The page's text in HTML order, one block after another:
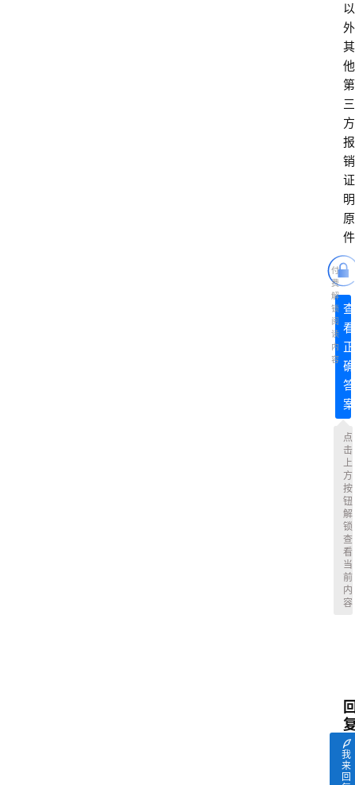
以
外
其
他
第
三
方
报
销
证
明
原
件
查
看
正
确
答
案
点
击
上
方
按
钮
解
锁
查
看
当
前
内
容
付
费
解
锁
阅
读
内
容
我
来
回